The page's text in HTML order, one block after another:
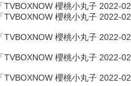
「TVBOXNOW 櫻桃小丸子 2022-
「TVBOXNOW 櫻桃小丸子 2022-
「TVBOXNOW 櫻桃小丸子 2022-
「TVBOXNOW 櫻桃小丸子 2022-
「TVBOXNOW 櫻桃小丸子 2022-